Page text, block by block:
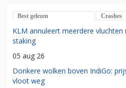
Best gelezen Crashes
KLM annuleert meerdere
staking
05 aug 26
Donkere wolken boven IndiGo:
vloot weg